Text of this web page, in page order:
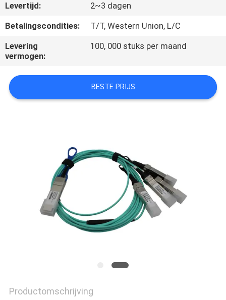
NIEUWS
VERZOEK
OM
EEN
CITAAT
PRIVACYBELEID
Levertijd:
2~3 dagen
Betalingscondities:
T/T, Western Union, L/C
Levering
vermogen:
100, 000 stuks per maand
BESTE PRIJS
Productomschrijving